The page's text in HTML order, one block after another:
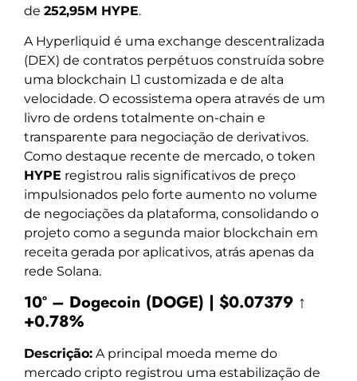
de 252,95M HYPE.
A Hyperliquid é uma exchange descentralizada
(DEX) de contratos perpétuos construída sobre
uma blockchain L1 customizada e de alta
velocidade. O ecossistema opera através de um
livro de ordens totalmente on-chain e
transparente para negociação de derivativos.
Como destaque recente de mercado, o token
HYPE registrou ralis significativos de preço
impulsionados pelo forte aumento no volume
de negociações da plataforma, consolidando o
projeto como a segunda maior blockchain em
receita gerada por aplicativos, atrás apenas da
rede Solana.
10º – Dogecoin (DOGE) | $0.07379 ↑
+0.78%
Descrição: A principal moeda meme do
mercado cripto registrou uma estabilização de